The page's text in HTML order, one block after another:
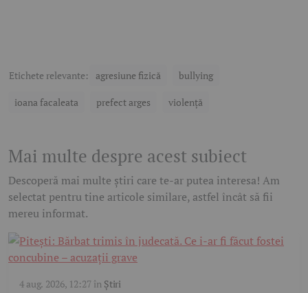
Etichete relevante: agresiune fizică bullying
ioana facaleata prefect arges violenţă
Mai multe despre acest subiect
Descoperă mai multe știri care te-ar putea interesa! Am
selectat pentru tine articole similare, astfel încât să fii
mereu informat.
4 aug. 2026, 12:27în Știri